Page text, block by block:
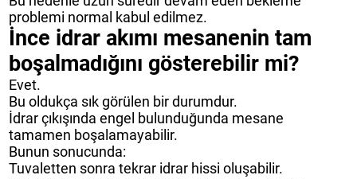
problemi normal kabul edilmez.
İnce idrar akımı mesanenin tam
boşalmadığını gösterebilir mi?
Evet.
Bu oldukça sık görülen bir durumdur.
İdrar çıkışında engel bulunduğunda mesane
tamamen boşalamayabilir.
Bunun sonucunda:
Tuvaletten sonra tekrar idrar hissi oluşabilir.